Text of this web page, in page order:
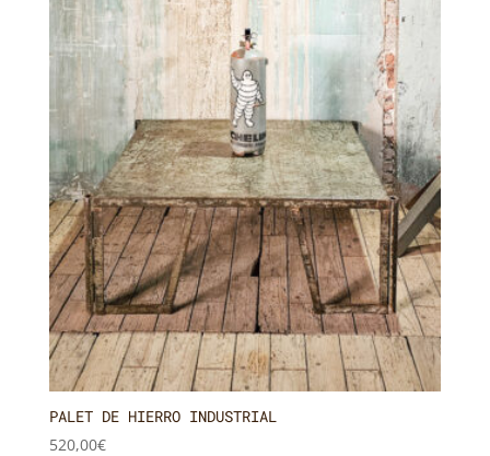
PALET DE HIERRO INDUSTRIAL
520,00€